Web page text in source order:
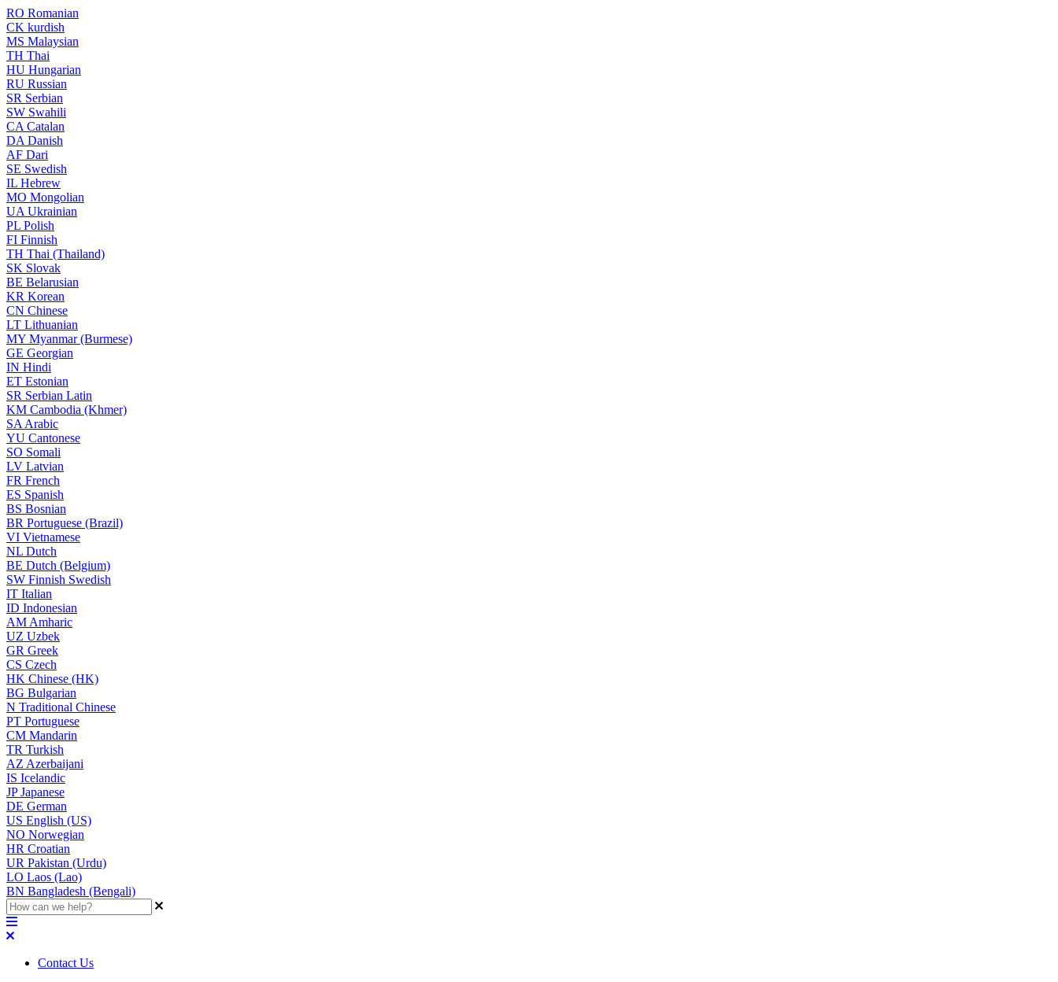
RO Romanian
CK kurdish
MS Malaysian
TH Thai
HU Hungarian
RU Russian
SR Serbian
SW Swahili
CA Catalan
DA Danish
AF Dari
SE Swedish
IL Hebrew
MO Mongolian
UA Ukrainian
PL Polish
FI Finnish
TH Thai (Thailand)
SK Slovak
BE Belarusian
KR Korean
CN Chinese
LT Lithuanian
MY Myanmar (Burmese)
GE Georgian
IN Hindi
ET Estonian
SR Serbian Latin
KM Cambodia (Khmer)
SA Arabic
YU Cantonese
SO Somali
LV Latvian
FR French
ES Spanish
BS Bosnian
BR Portuguese (Brazil)
VI Vietnamese
NL Dutch
BE Dutch (Belgium)
SW Finnish Swedish
IT Italian
ID Indonesian
AM Amharic
UZ Uzbek
GR Greek
CS Czech
HK Chinese (HK)
BG Bulgarian
N Traditional Chinese
PT Portuguese
CM Mandarin
TR Turkish
AZ Azerbaijani
IS Icelandic
JPJapanese
DE German
US English (US)
NO Norwegian
HR Croatian
UR Pakistan (Urdu)
LO Laos (Lao)
BN Bangladesh (Bengali)
Contact Us